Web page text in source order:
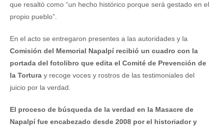
que resaltó como “un hecho histórico porque será gestado en el
propio pueblo”.
En el acto se entregaron presentes a las autoridades y la
Comisión del Memorial Napalpí recibió un cuadro con la
portada del fotolibro que edita el Comité de Prevención de
la Tortura y recoge voces y rostros de las testimoniales del
juicio por la verdad.
El proceso de búsqueda de la verdad en la Masacre de
Napalpí fue encabezado desde 2008 por el historiador y